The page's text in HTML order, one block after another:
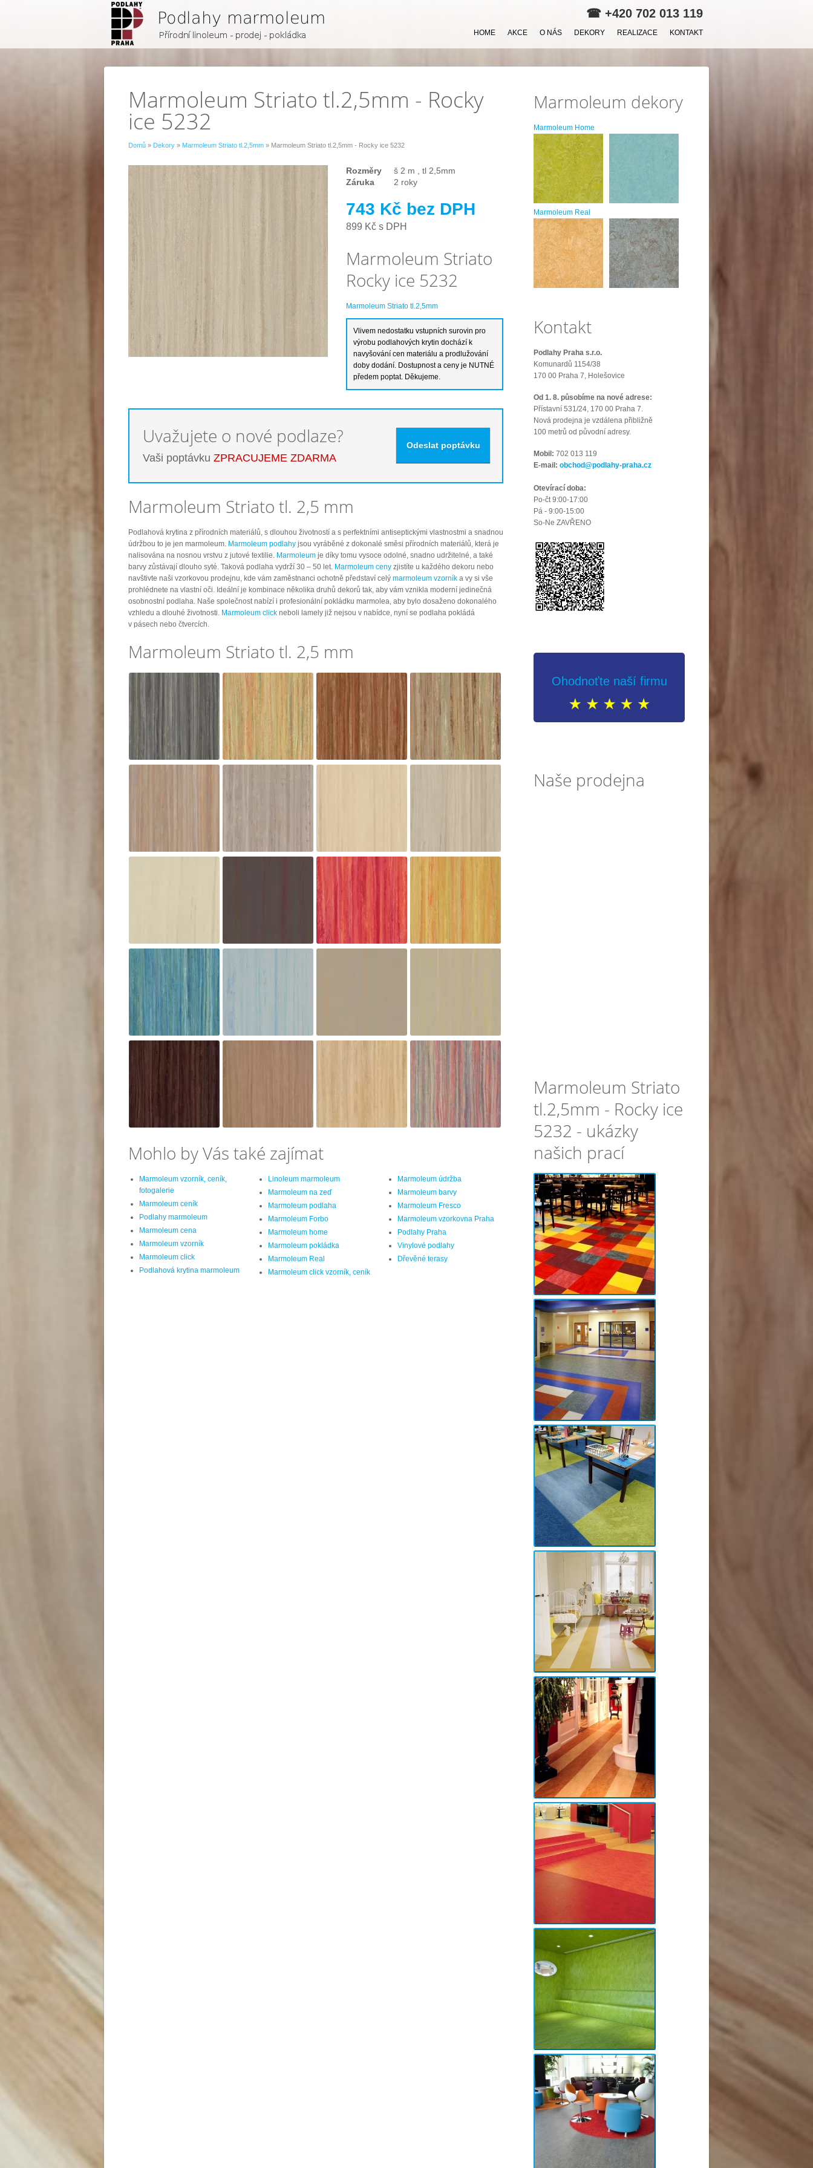
☎ +420 702 013 119
HOME AKCE O NÁS DEKORY REALIZACE KONTAKT
Marmoleum Striato tl.2,5mm - Rocky
ice 5232
Domů » Dekory » Marmoleum Striato tl.2,5mm » Marmoleum Striato tl.2,5mm - Rocky ice 5232
Rozměry
š 2 m , tl 2,5mm
Záruka
2 roky
743 Kč bez DPH
899 Kč s DPH
Marmoleum Striato
Rocky ice 5232
Marmoleum Striato tl.2,5mm
Uvažujete o nové podlaze?
Vaši poptávku ZPRACUJEME ZDARMA
Marmoleum Striato tl. 2,5 mm
Podlahová krytina z přírodních materiálů, s dlouhou životností a s perfektními antiseptickými vlastnostmi a snadnou
údržbou to je jen marmoleum. Marmoleum podlahy jsou vyráběné z dokonalé směsi přírodních materiálů, která je
nalisována na nosnou vrstvu z jutové textilie. Marmoleum je díky tomu vysoce odolné, snadno udržitelné, a také
barvy zůstávají dlouho syté. Taková podlaha vydrží 30 – 50 let. Marmoleum ceny zjistíte u každého dekoru nebo
navštivte naši vzorkovou prodejnu, kde vám zaměstnanci ochotně představí celý marmoleum vzorník a vy si vše
prohlédnete na vlastní oči. Ideální je kombinace několika druhů dekorů tak, aby vám vznikla moderní jedinečná
osobnostní podlaha. Naše společnost nabízí i profesionální pokládku marmolea, aby bylo dosaženo dokonalého
vzhledu a dlouhé životnosti. Marmoleum click neboli lamely již nejsou v nabídce, nyní se podlaha pokládá
v pásech nebo čtvercích.
Marmoleum Striato tl. 2,5 mm
Mohlo by Vás také zajímat
Marmoleum vzorník, ceník,
fotogalerie
Marmoleum ceník
Podlahy marmoleum
Marmoleum cena
Marmoleum vzorník
Marmoleum click
Podlahová krytina marmoleum
Linoleum marmoleum
Marmoleum na zeď
Marmoleum podlaha
Marmoleum Forbo
Marmoleum home
Marmoleum pokládka
Marmoleum Real
Marmoleum click vzorník, ceník
Marmoleum údržba
Marmoleum barvy
Marmoleum Fresco
Marmoleum vzorkovna Praha
Podlahy Praha
Vinylové podlahy
Dřevěné terasy
Marmoleum dekory
Marmoleum Home
Marmoleum Real
Kontakt
Podlahy Praha s.r.o.
Komunardů 1154/38
170 00 Praha 7, Holešovice
Od 1. 8. působíme na nové adrese:
Přístavní 531/24, 170 00 Praha 7.
Nová prodejna je vzdálena přibližně
100 metrů od původní adresy.
Mobil: 702 013 119
E-mail: obchod@podlahy-praha.cz
Otevírací doba:
Po-čt 9:00-17:00
Pá - 9:00-15:00
So-Ne ZAVŘENO
Ohodnoťte naší firmu
Naše prodejna
Marmoleum Striato
tl.2,5mm - Rocky ice
5232 - ukázky
našich prací